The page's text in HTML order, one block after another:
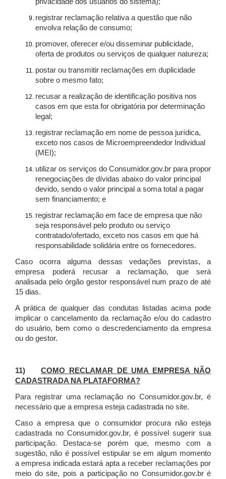
privacidade dos usuários do sistema);
registrar reclamação relativa a questão que não
envolva relação de consumo;
promover, oferecer e/ou disseminar publicidade,
oferta de produtos ou serviços de qualquer natureza;
postar ou transmitir reclamações em duplicidade
sobre o mesmo fato;
recusar a realização de identificação positiva nos
casos em que esta for obrigatória por determinação
legal;
registrar reclamação em nome de pessoa jurídica,
exceto nos casos de Microempreendedor Individual
(MEI);
utilizar os serviços do Consumidor.gov.br para propor
renegociações de dívidas abaixo do valor principal
devido, sendo o valor principal a soma total a pagar
sem financiamento; e
registrar reclamação em face de empresa que não
seja responsável pelo produto ou serviço
contratado/ofertado, exceto nos casos em que há
responsabilidade solidária entre os fornecedores.
Caso ocorra alguma dessas vedações previstas, a
empresa poderá recusar a reclamação, que será
analisada pelo órgão gestor responsável num prazo de até
15 dias.
A prática de qualquer das condutas listadas acima pode
implicar o cancelamento da reclamação e/ou do cadastro
do usuário, bem como o descredenciamento da empresa
ou do gestor.
11)COMO RECLAMAR DE UMA EMPRESA NÃO
CADASTRADA NA PLATAFORMA?
Para registrar uma reclamação no Consumidor.gov.br, é
necessário que a empresa esteja cadastrada no site.
Caso a empresa que o consumidor procura não esteja
cadastrada no Consumidor.gov.br, é possível sugerir sua
participação. Destaca-se porém que, mesmo com a
sugestão, não é possível estipular se em algum momento
a empresa indicada estará apta a receber reclamações por
meio do site, pois a participação no Consumidor.gov.br é